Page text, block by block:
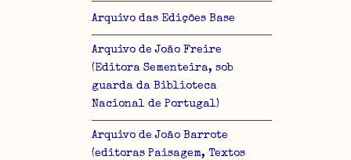
Arquivo das Edições Base
Arquivo de João Freire
(Editora Sementeira, sob
guarda da Biblioteca
Nacional de Portugal)
Arquivo de João Barrote
(editoras Paisagem, Textos